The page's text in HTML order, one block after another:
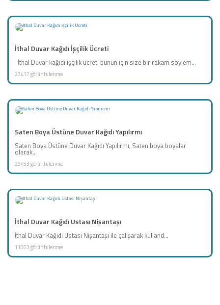
İthal Duvar Kağıdı İşçilik Ücreti
İthal Duvar kağıdı işçilik ücreti bunun için size bir rakam söylem...
23417 görüntülenme
Saten Boya Üstüne Duvar Kağıdı Yapılırmı
Saten Boya Üstüne Duvar Kağıdı Yapılırmı, Saten boya boyalar
olarak...
25453 görüntülenme
İthal Duvar Kağıdı Ustası Nişantaşı
İthal Duvar Kağıdı Ustası Nişantaşı ile çalışarak kulland...
11063 görüntülenme